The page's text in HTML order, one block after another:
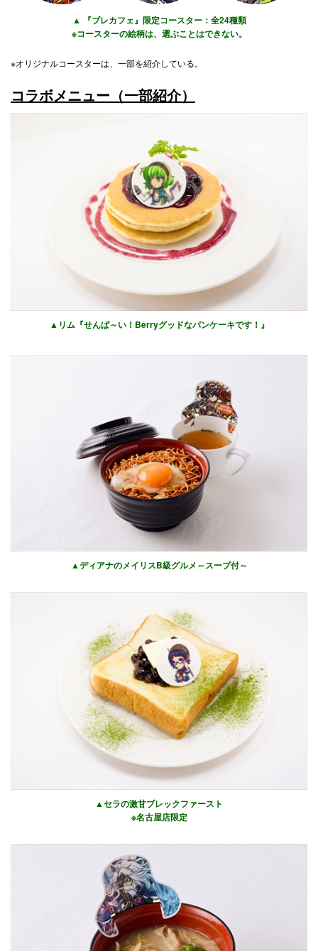
▲ 『ブレカフェ』限定コースター：全24種類
※コースターの絵柄は、選ぶことはできない。
※オリジナルコースターは、一部を紹介している。
コラボメニュー（一部紹介）
▲リム『せんぱ～い！Berryグッドなパンケーキです！』
▲ディアナのメイリスB級グルメ～スープ付～
▲セラの激甘ブレックファースト
※名古屋店限定